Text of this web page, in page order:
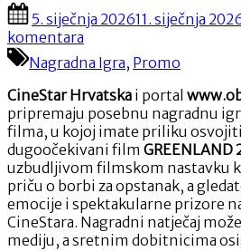
Posted
on
5. siječnja 202611. siječnja
komentara
CineStar
Hrvatska
i
portal
obitelj.hr
daruju
ulaznice
za
film
GREENLAND
2:
Nagradna Igra, Promo
CineStar Hrvatska i portal
pripremaju posebnu nagradnu
filma, u kojoj imate priliku osvojiti
dugoočekivani film GREENLAND
uzbudljivom filmskom nastavku
priču o borbi za opstanak, a
emocije i spektakularne prizore
CineStara. Nagradni natječaj
mediju, a sretnim dobitnicima